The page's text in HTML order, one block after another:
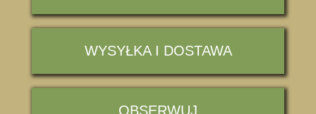
WYSYŁKA I DOSTAWA
OBSERWUJ